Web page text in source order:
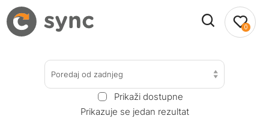
0
Poredaj od zadnjeg
Prikaži dostupne
Prikazuje se jedan rezultat